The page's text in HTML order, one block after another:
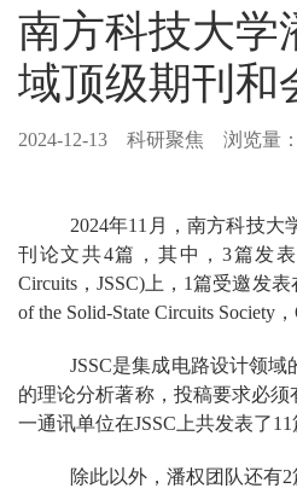
南方科技大学
域顶级期刊和
2024-12-13 科研聚焦 浏览量：
2024年11月，南方科技
刊论文共4篇，其中，3篇发表
Circuits，JSSC)上，1篇受邀发
of the Solid-State Circuits Society，
JSSC是集成电路设计领
的理论分析著称，投稿要求必须
一通讯单位在JSSC上共发表了
除此以外，潘权团队还有